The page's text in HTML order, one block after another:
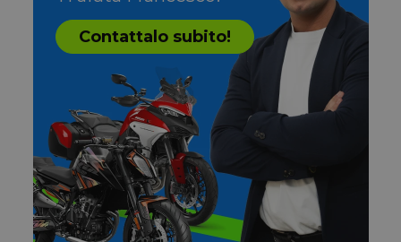
Contattalo subito!